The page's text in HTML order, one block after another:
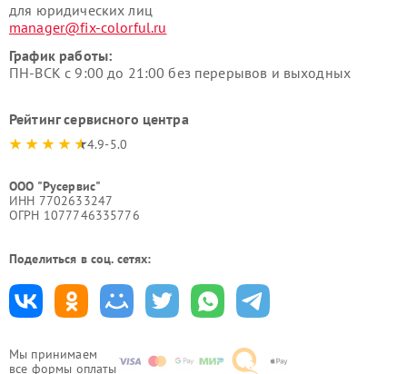
Мы принимаем
все формы оплаты
для юридических лиц
manager@fix-colorful.ru
График работы:
ПН-ВСК с 9:00 до 21:00 без перерывов и выходных
Рейтинг сервисного центра
4.9-5.0
ООО "Русервис"
ИНН 7702633247
ОГРН 1077746335776
Поделиться в соц. сетях: